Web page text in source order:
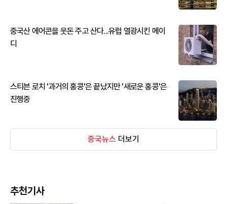
중국산 에어콘을 웃돈 주고 산다...유럽 열광시킨 메이
디
스티븐 로치 '과거의 홍콩'은 끝났지만 '새로운 홍콩'은
진행중
중국뉴스 더보기
추천기사